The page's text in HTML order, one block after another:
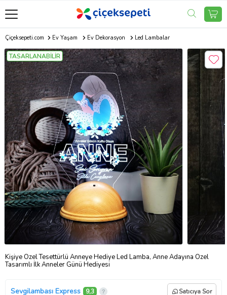
Çiçeksepeti.com Ev Yaşam Ev Dekorasyon Led Lambalar
TASARLANABİLİR
Kişiye Özel Tesettürlü Anneye Hediye Led Lamba, Anne Adayına Özel
Tasarımlı İlk Anneler Günü Hediyesi
Sevgilambası Express 9,3 Satıcıya Sor